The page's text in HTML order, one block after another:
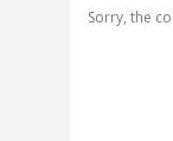
Sorry, the